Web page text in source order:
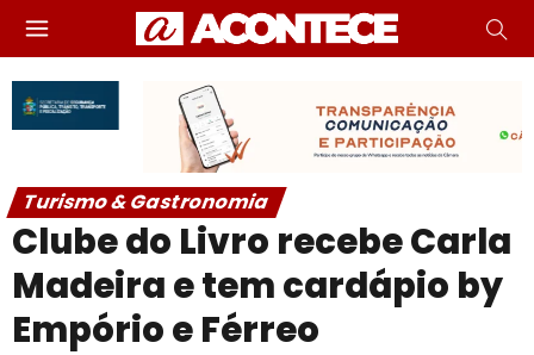
Turismo & Gastronomia
Clube do Livro recebe Carla
Madeira e tem cardápio by
Empório e Férreo